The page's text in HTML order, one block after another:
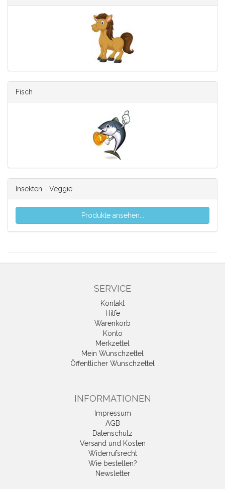
Fisch
Insekten - Veggie
Produkte ansehen...
SERVICE
Kontakt
Hilfe
Warenkorb
Konto
Merkzettel
Mein Wunschzettel
Öffentlicher Wunschzettel
INFORMATIONEN
Impressum
AGB
Datenschutz
Versand und Kosten
Widerrufsrecht
Wie bestellen?
Newsletter